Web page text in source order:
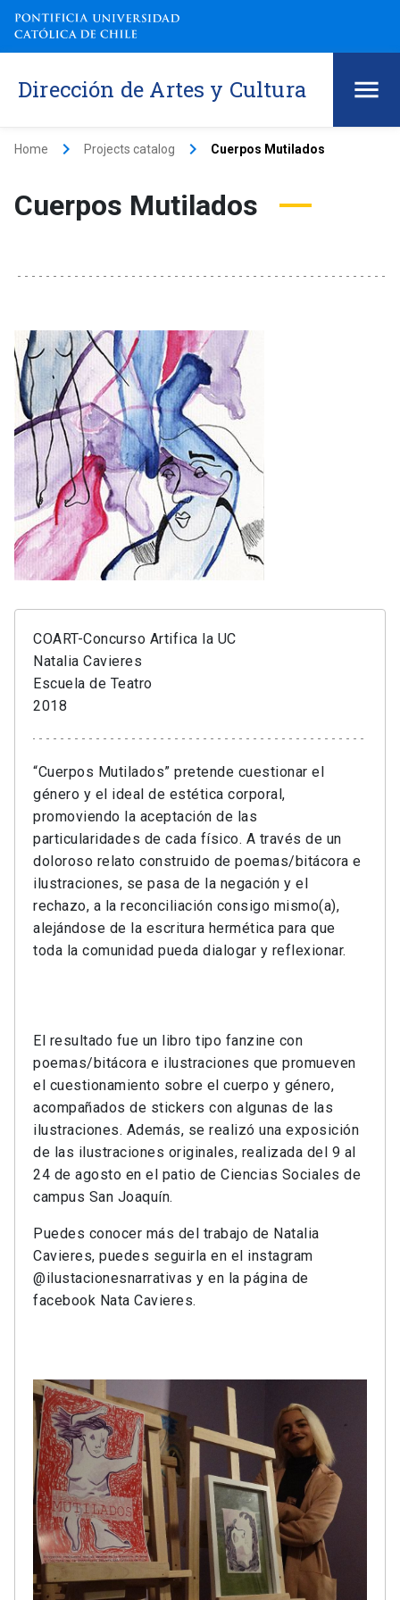
Dirección de Artes y Cultura
Home keyboard_arrow_right Projects catalog keyboard_arrow_right Cuerpos Mutilados
Cuerpos Mutilados
COART-Concurso Artifica la UC
Natalia Cavieres
Escuela de Teatro
2018
“Cuerpos Mutilados” pretende cuestionar el
género y el ideal de estética corporal,
promoviendo la aceptación de las
particularidades de cada físico. A través de un
doloroso relato construido de poemas/bitácora e
ilustraciones, se pasa de la negación y el
rechazo, a la reconciliación consigo mismo(a),
alejándose de la escritura hermética para que
toda la comunidad pueda dialogar y reflexionar.
El resultado fue un libro tipo fanzine con
poemas/bitácora e ilustraciones que promueven
el cuestionamiento sobre el cuerpo y género,
acompañados de stickers con algunas de las
ilustraciones. Además, se realizó una exposición
de las ilustraciones originales, realizada del 9 al
24 de agosto en el patio de Ciencias Sociales de
campus San Joaquín.
Puedes conocer más del trabajo de Natalia
Cavieres, puedes seguirla en el instagram
@ilustacionesnarrativas y en la página de
facebook Nata Cavieres.